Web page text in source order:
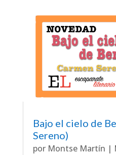
Bajo el cielo de
Sereno)
por Montse Martín |